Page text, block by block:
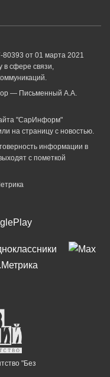
от 01 марта 2021
в сфере связи,
— Письменный А.А.
"СарИнформ"
на страницу с новостью.
информации в
с пометкой
"Без